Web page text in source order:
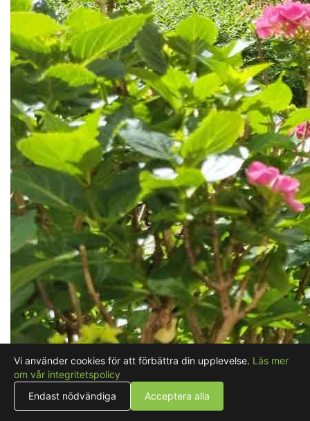
Vi använder cookies för att förbättra din upplevelse. Läs mer
om vår integritetspolicy
Endast nödvändiga
Acceptera alla